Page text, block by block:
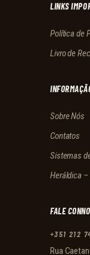
LINKS
Política de
Livro de
Sobre Nós
Contatos
Sistemas
Heráldica –
FALE
+351 212
Rua